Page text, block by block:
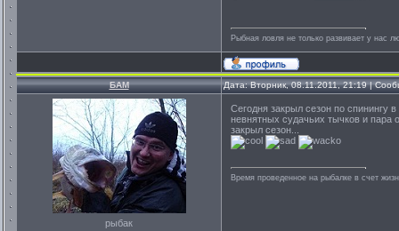
Рыбная ловля не только развивает у нас
БАМ Дата: Вторник, 08.11.2011, 21:19 |
рыбак
Сегодня закрыл сезон по спинингу
невнятных судачьих тычков и пара
закрыл сезон...
Время проведенное на рыбалке в счет